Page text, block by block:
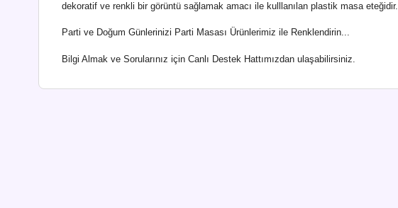
dekoratif ve renkli bir görüntü sağlamak amacı ile kulllanılan plastik masa eteğidir.
Parti ve Doğum Günlerinizi Parti Masası Ürünlerimiz ile Renklendirin...
Bilgi Almak ve Sorularınız için Canlı Destek Hattımızdan ulaşabilirsiniz.